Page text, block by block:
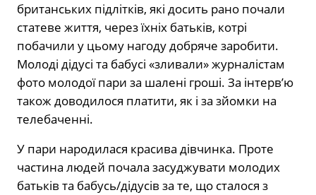
британських підлітків, які досить рано почали
статеве життя, через їхніх батьків, котрі
побачили у цьому нагоду добряче заробити.
Молоді дідусі та бабусі «зливали» журналістам
фото молодої пари за шалені гроші. За інтерв’ю
також доводилося платити, як і за зйомки на
телебаченні.
У пари народилася красива дівчинка. Проте
частина людей почала засуджувати молодих
батьків та бабусь/дідусів за те, що сталося з